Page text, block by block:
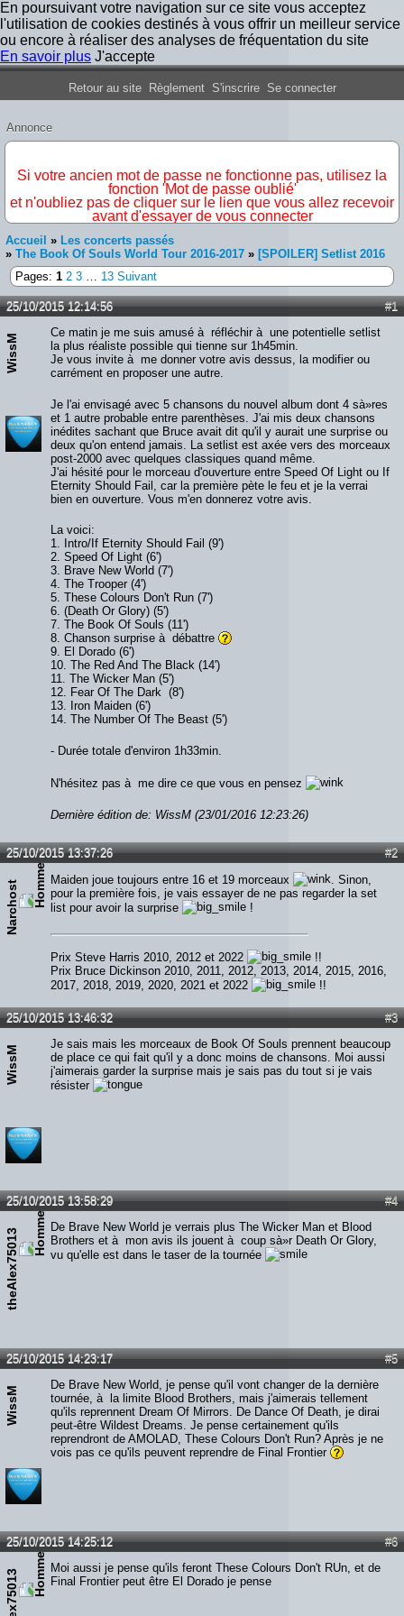
En poursuivant votre navigation sur ce site vous acceptez
l'utilisation de cookies destinés à vous offrir un meilleur service
ou encore à réaliser des analyses de fréquentation du site
En savoir plus J'accepte
Forum Iron Maiden France
Retour au site Règlement S'inscrire Se connecter
Annonce
Si votre ancien mot de passe ne fonctionne pas, utilisez la
fonction 'Mot de passe oublié'
et n'oubliez pas de cliquer sur le lien que vous allez recevoir
avant d'essayer de vous connecter
Accueil » Les concerts passés
» The Book Of Souls World Tour 2016-2017 » [SPOILER] Setlist 2016
Pages: 1 2 3 … 13 Suivant
#1
25/10/2015 12:14:56
WissM
Ce matin je me suis amusé à réfléchir à une potentielle setlist
la plus réaliste possible qui tienne sur 1h45min.
Je vous invite à me donner votre avis dessus, la modifier ou
carrément en proposer une autre.
Je l'ai envisagé avec 5 chansons du nouvel album dont 4 sà»res
et 1 autre probable entre parenthèses. J'ai mis deux chansons
inédites sachant que Bruce avait dit qu'il y aurait une surprise ou
deux qu'on entend jamais. La setlist est axée vers des morceaux
post-2000 avec quelques classiques quand même.
J'ai hésité pour le morceau d'ouverture entre Speed Of Light ou If
Eternity Should Fail, car la première pète le feu et je la verrai
bien en ouverture. Vous m'en donnerez votre avis.
La voici:
1. Intro/If Eternity Should Fail (9')
2. Speed Of Light (6')
3. Brave New World (7')
4. The Trooper (4')
5. These Colours Don't Run (7')
6. (Death Or Glory) (5')
7. The Book Of Souls (11')
8. Chanson surprise à débattre
9. El Dorado (6')
10. The Red And The Black (14')
11. The Wicker Man (5')
12. Fear Of The Dark (8')
13. Iron Maiden (6')
14. The Number Of The Beast (5')
- Durée totale d'environ 1h33min.
N'hésitez pas à me dire ce que vous en pensez
Dernière édition de: WissM (23/01/2016 12:23:26)
#2
25/10/2015 13:37:26
Narchost Maiden joue toujours entre 16 et 19 morceaux
. Sinon,
pour la première fois, je vais essayer de ne pas regarder la set
list pour avoir la surprise
!
Prix Steve Harris 2010, 2012 et 2022
!!
Prix Bruce Dickinson 2010, 2011, 2012, 2013, 2014, 2015, 2016,
2017, 2018, 2019, 2020, 2021 et 2022
!!
#3
25/10/2015 13:46:32
WissM
Je sais mais les morceaux de Book Of Souls prennent beaucoup
de place ce qui fait qu'il y a donc moins de chansons. Moi aussi
j'aimerais garder la surprise mais je sais pas du tout si je vais
résister
#4
25/10/2015 13:58:29
theAlex75013
De Brave New World je verrais plus The Wicker Man et Blood
Brothers et à mon avis ils jouent à coup sà»r Death Or Glory,
vu qu'elle est dans le taser de la tournée
#5
25/10/2015 14:23:17
WissM
De Brave New World, je pense qu'il vont changer de la dernière
tournée, à la limite Blood Brothers, mais j'aimerais tellement
qu'ils reprennent Dream Of Mirrors. De Dance Of Death, je dirai
peut-être Wildest Dreams. Je pense certainement qu'ils
reprendront de AMOLAD, These Colours Don't Run? Après je ne
vois pas ce qu'ils peuvent reprendre de Final Frontier
#6
25/10/2015 14:25:12
Moi aussi je pense qu'ils feront These Colours Don't RUn, et de
Final Frontier peut être El Dorado je pense